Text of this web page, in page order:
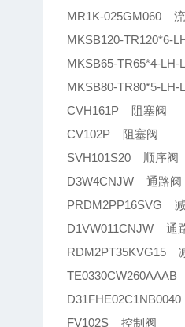
MR1K-025GM060
MKSB120-TR120*6-
MKSB65-TR65*4-
MKSB80-TR80*5-
CVH161P 阻塞阀
CV102P 阻塞阀
SVH101S20 顺序阀
D3W4CNJW 通路阀
PRDM2PP16SVG
D1VW011CNJW 通
RDM2PT35KVG15
FV102S 控制阀